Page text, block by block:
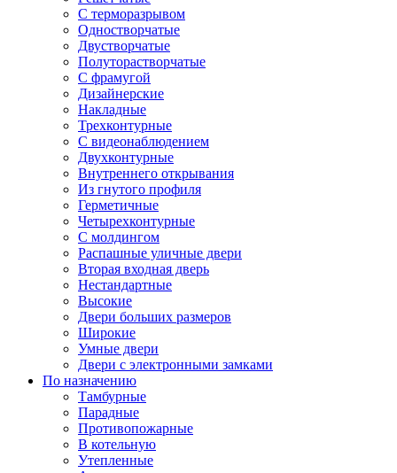
С терморазрывом
Одностворчатые
Двустворчатые
Полуторастворчатые
С фрамугой
Дизайнерские
Накладные
Трехконтурные
С видеонаблюдением
Двухконтурные
Внутреннего открывания
Из гнутого профиля
Герметичные
Четырехконтурные
С молдингом
Распашные уличные двери
Вторая входная дверь
Нестандартные
Высокие
Двери больших размеров
Широкие
Умные двери
Двери с электронными замками
По назначению
Тамбурные
Парадные
Противопожарные
В котельную
Утепленные